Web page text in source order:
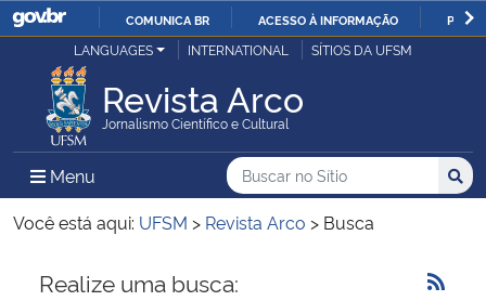
IR
O
COMUNICA BR ACESSO À INFORMAÇÃO
Ministério da Justiça e Segurança Pública
Ministério da Defesa
Ministério das Relações Exteriores
Ministério da Economia
LANGUAGES INTERNATIONAL SÍTIOS DA UFSM
Revista Arco
Jornalismo Científico e Cultural
Menu Menu Principal do Sítio
Busca
Buscar no no Sítio
Busca:
Você está aqui: UFSM > Revista Arco > Busca
Início do conteúdo
Realize uma busca: